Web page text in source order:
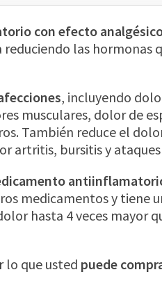
con efecto
las hormonas
, incluyendo
musculares, dolor de
También reduce el
artritis, bursitis y
medicamentos y tiene
hasta 4 veces mayor
lo que usted puede